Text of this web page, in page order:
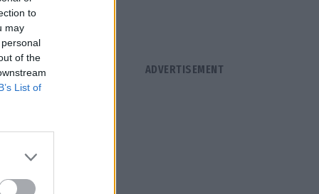
to
may
of the
List of